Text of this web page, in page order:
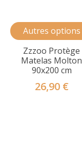
Autres options
Zzzoo Protège
Matelas Molton
90x200 cm
26,90 €